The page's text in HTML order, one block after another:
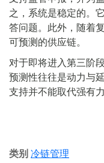
之，系统是稳定的。
答问题。此外，随着
可预测的供应链。
对于即将进入第三阶
预测性往往是动力与
支持并不能取代强有
类别 冷链管理